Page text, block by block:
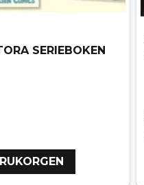
SERIEBOKEN